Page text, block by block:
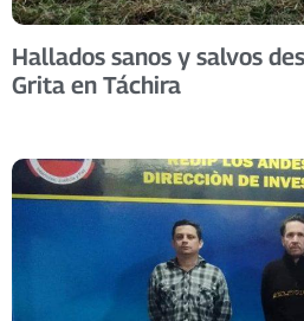
Hallados sanos y salvos
Grita en Táchira